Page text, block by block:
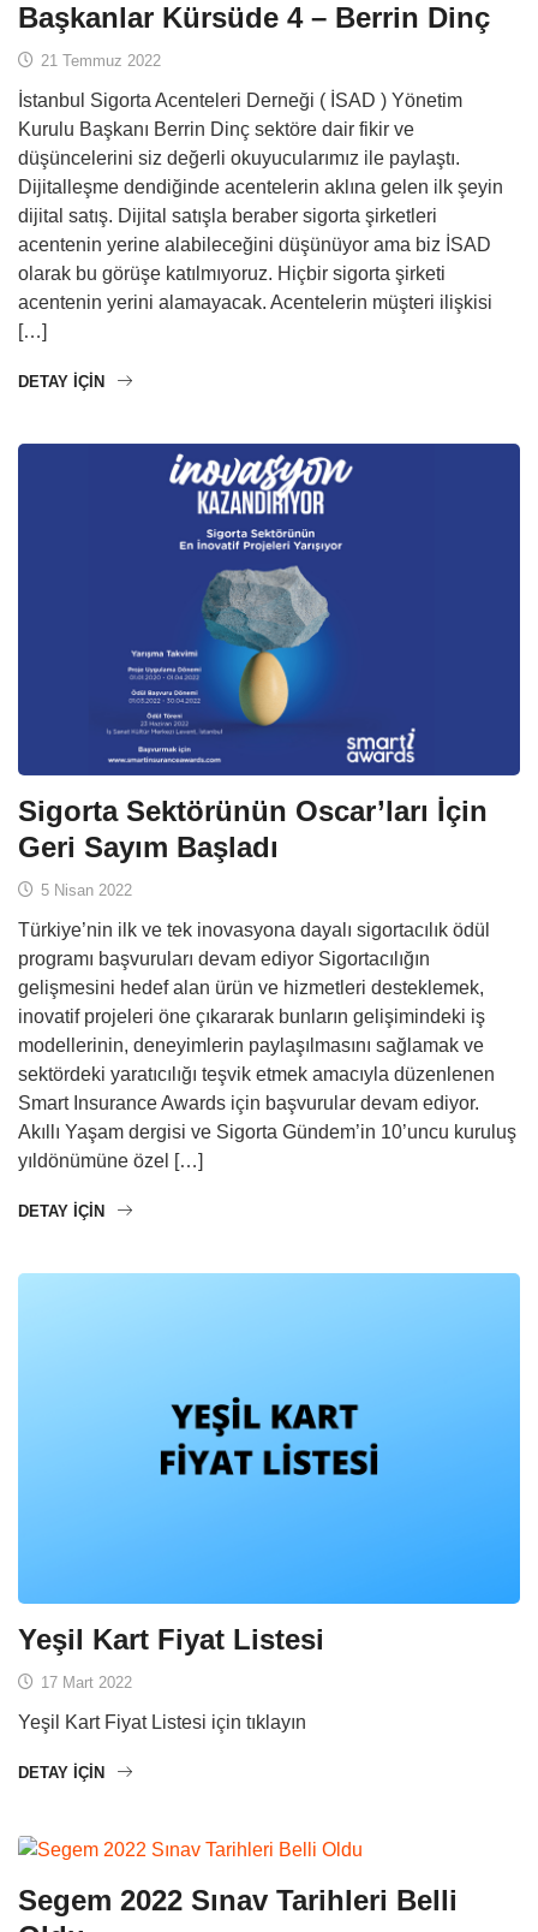
Başkanlar Kürsüde 4 – Berrin Dinç
21 Temmuz 2022
İstanbul Sigorta Acenteleri Derneği ( İSAD ) Yönetim
Kurulu Başkanı Berrin Dinç sektöre dair fikir ve
düşüncelerini siz değerli okuyucularımız ile paylaştı.
Dijitalleşme dendiğinde acentelerin aklına gelen ilk şeyin
dijital satış. Dijital satışla beraber sigorta şirketleri
acentenin yerine alabileceğini düşünüyor ama biz İSAD
olarak bu görüşe katılmıyoruz. Hiçbir sigorta şirketi
acentenin yerini alamayacak. Acentelerin müşteri ilişkisi
[…]
DETAY IÇIN
Sigorta Sektörünün Oscar’ları İçin
Geri Sayım Başladı
5 Nisan 2022
Türkiye’nin ilk ve tek inovasyona dayalı sigortacılık ödül
programı başvuruları devam ediyor Sigortacılığın
gelişmesini hedef alan ürün ve hizmetleri desteklemek,
inovatif projeleri öne çıkararak bunların gelişimindeki iş
modellerinin, deneyimlerin paylaşılmasını sağlamak ve
sektördeki yaratıcılığı teşvik etmek amacıyla düzenlenen
Smart Insurance Awards için başvurular devam ediyor.
Akıllı Yaşam dergisi ve Sigorta Gündem’in 10’uncu kuruluş
yıldönümüne özel […]
DETAY IÇIN
Yeşil Kart Fiyat Listesi
17 Mart 2022
Yeşil Kart Fiyat Listesi için tıklayın
DETAY IÇIN
Segem 2022 Sınav Tarihleri Belli